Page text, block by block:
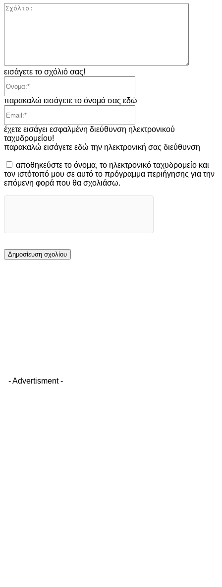
εισάγετε το σχόλιό σας!
παρακαλώ εισάγετε το όνομά σας εδώ
έχετε εισάγει εσφαλμένη διεύθυνση ηλεκτρονικού
ταχυδρομείου!
παρακαλώ εισάγετε εδώ την ηλεκτρονική σας διεύθυνση
αποθηκεύστε το όνομα, το ηλεκτρονικό ταχυδρομείο και
τον ιστότοπό μου σε αυτό το πρόγραμμα περιήγησης για την
επόμενη φορά που θα σχολιάσω.
- Advertisment -